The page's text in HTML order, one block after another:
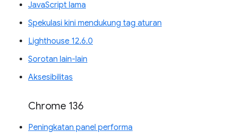
JavaScript lama
Spekulasi kini mendukung tag aturan
Lighthouse 12.6.0
Sorotan lain-lain
Aksesibilitas
Chrome 136
Peningkatan panel performa